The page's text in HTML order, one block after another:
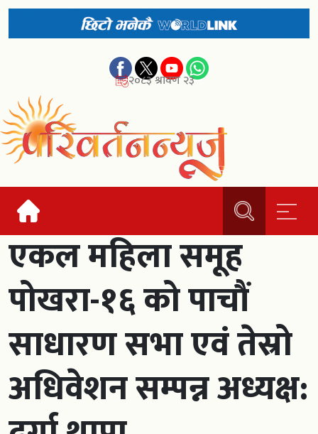
२०८३ श्रावण २३
एकल महिला समूह
पोखरा-१६ को पाचौं
साधारण सभा एवं तेस्रो
अधिवेशन सम्पन्न अध्यक्ष: